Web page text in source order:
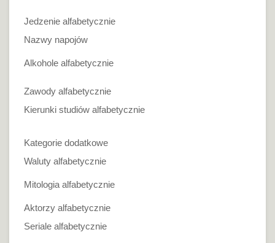
Jedzenie alfabetycznie
Nazwy napojów
Alkohole alfabetycznie
Zawody alfabetycznie
Kierunki studiów alfabetycznie
Kategorie dodatkowe
Waluty alfabetycznie
Mitologia alfabetycznie
Aktorzy alfabetycznie
Seriale alfabetycznie